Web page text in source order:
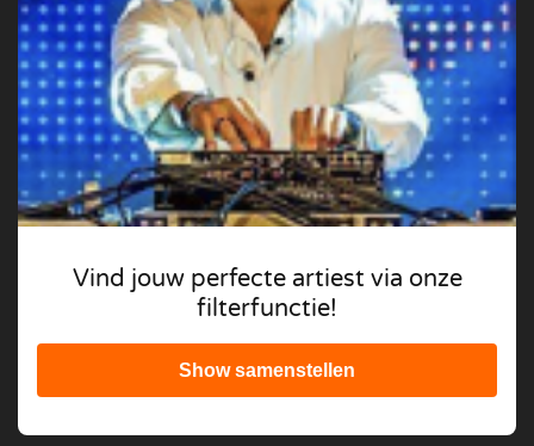
Vind jouw perfecte artiest via onze
filterfunctie!
Show samenstellen